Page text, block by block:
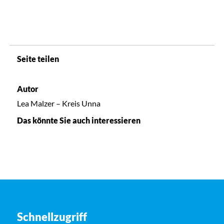
Seite teilen
Autor
Lea Malzer – Kreis Unna
Das könnte Sie auch interessieren
Schnellzugriff